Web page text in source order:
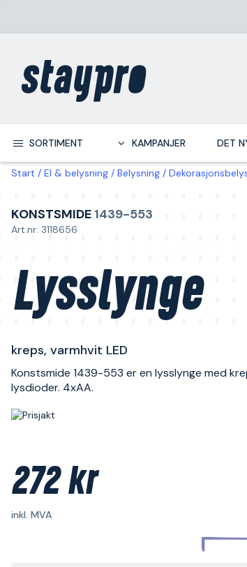
SORTIMENT KAMPANJER DET
Start El & belysning Belysning
KONSTSMIDE 1439-553
Art.nr: 3118656
Lysslynge
kreps, varmhvit LED
Konstsmide 1439-553 er en lysslynge med
lysdioder. 4xAA.
272 kr
inkl. MVA